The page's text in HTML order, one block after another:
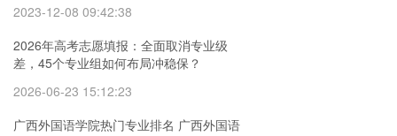
2023-12-08 09:42:38
2026年高考志愿填报：全面取消专业级
差，45个专业组如何布局冲稳保？
2026-06-23 15:12:23
广西外国语学院热门专业排名 广西外国语